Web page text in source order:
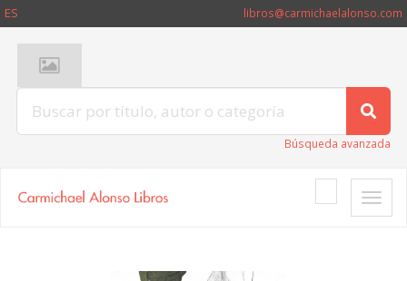
ES libros@carmichaelalonso.com
Búsqueda avanzada
Toggle